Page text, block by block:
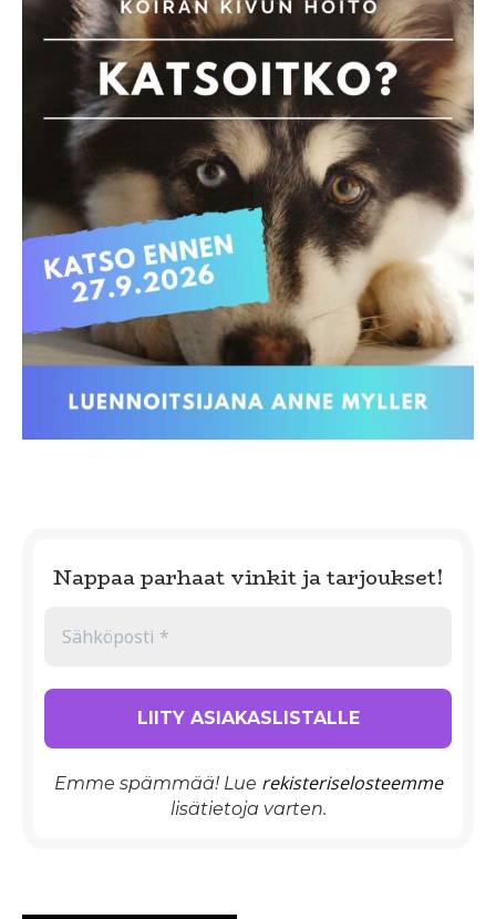
Nappaa parhaat vinkit ja tarjoukset!
Emme spämmää! Lue rekisteriselosteemme
lisätietoja varten.